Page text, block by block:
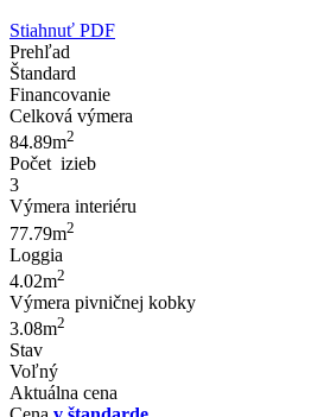
Stiahnuť PDF
Prehľad
Štandard
Financovanie
Celková výmera
84.89m2
Počet izieb
3
Výmera interiéru
77.79m2
Loggia
4.02m2
Výmera pivničnej kobky
3.08m2
Stav
Voľný
Aktuálna cena